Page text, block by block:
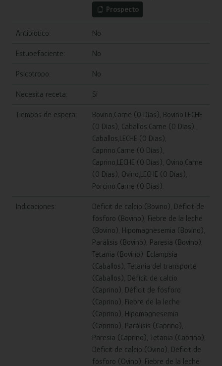
Prospecto
Antibiotico: No
Estupefaciente: No
Psicotropo: No
Necesita receta: Si
Tiempos de espera:
Bovino,Carne (0 Días), Bovino,LECHE
(0 Días), Caballos,Carne (0 Días),
Caballos,LECHE (0 Días),
Caprino,Carne (0 Días),
Caprino,LECHE (0 Días), Ovino,Carne
(0 Días), Ovino,LECHE (0 Días),
Porcino,Carne (0 Días).
Indicaciones:
Déficit de calcio (Bovino), Déficit de
fósforo (Bovino), Fiebre de la leche
(Bovino), Hipomagnesemia (Bovino),
Parálisis (Bovino), Paresia (Bovino),
Tetania (Bovino), Eclampsia
(Caballos), Tetania del transporte
(Caballos), Déficit de calcio
(Caprino), Déficit de fósforo
(Caprino), Fiebre de la leche
(Caprino), Hipomagnesemia
(Caprino), Parálisis (Caprino),
Paresia (Caprino), Tetania (Caprino),
Déficit de calcio (Ovino), Déficit de
fósforo (Ovino), Fiebre de la leche